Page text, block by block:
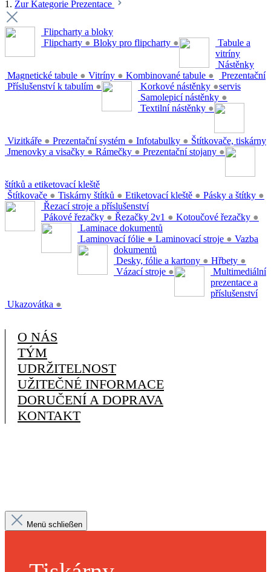
1. Zur Kategorie Prezentace
Flipcharty a bloky
Flipcharty ● Bloky pro flipcharty ●
Tabule a
vitríny
Magnetické tabule ● Vitríny ● Kombinované tabule ●
Příslušenství k tabulím ●
Nástěnky
Korkové nástěnky ●
Samolepicí nástěnky ●
Textilní nástěnky ●
Prezentační
servis
Vizitkáře ● Prezentační systém ● Infotabulky ●
Jmenovky a visačky ● Rámečky ● Prezentační stojany ●
Štítkovače, tiskárny
štítků a etiketovací kleště
Štítkovače ● Tiskárny štítků ● Etiketovací kleště ● Pásky a štítky ●
Řezací stroje a příslušenství
Pákové řezačky ● Řezačky 2v1 ● Kotoučové řezačky ●
Laminace dokumentů
Laminovací fólie ● Laminovací stroje ● Vazba
dokumentů
Desky, fólie a kartony ● Hřbety ●
Vázací stroje ●
Multimediální
prezentace a
příslušenství
Ukazovátka ●
O NÁS
TÝM
UDRŽITELNOST
UŽITEČNÉ INFORMACE
DORUČENÍ A DOPRAVA
KONTAKT
Menü schließen